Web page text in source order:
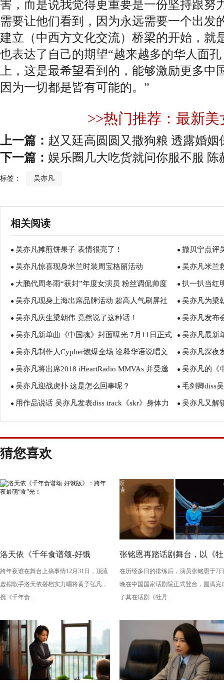
害，而是说我觉得更重要是一份坚持跟努
需要让他们看到，因为永远需要一个出发
建立（中西方文化交流）桥梁的开始，就
也表达了自己的期望“越来越多的华人面
上，这是最希望看到的，能够激励更多中
因为一切都是皆有可能的。”
>>热门推荐：最新美
上一篇： 赵又廷高圆圆又撒狗粮 透露婚姻
下一篇： 娱乐圈几大吃货就问你服不服
标签： 吴亦凡
相关阅读
● 吴亦凡摊煎饼果子 表情很亮了！ ● 撒贝宁点评
遭“鄙视”！
● 吴亦凡惊喜现身米兰时装周宝格丽活动 ● 吴亦凡米兰
待
● 大鹏代周冬雨“获封”年度女演员 粉丝调侃帅度
比吴亦凡差一点
● 扒一扒当红
邓超
● 吴亦凡现身上海出席品牌活动 超高人气刷屏社
交网络
● 吴亦凡为梁
● 吴亦凡庆生梁朝伟 竟然说了这种话！ ● 吴亦凡发布
国际化
● 吴亦凡新单曲《中国魂》封面曝光 7月11日正式
上线
● 吴亦凡最新
能量
● 吴亦凡制作人Cypher燃爆全场 诠释华语说唱文
化内涵
● 吴亦凡深夜
了？
● 吴亦凡将出席2018 iHeartRadio MMVAs 并受邀
表演
● 吴亦凡的《
主张
● 吴亦凡迎战虎扑 这是怎么回事呢？ ● 毛剑卿diss
● 用作品说话 吴亦凡发表diss track《skr》身体力
行抵制网络暴力
● 吴亦凡又解
周年刊
猜您喜欢
洛天依《千年食谱颂-好饿
版》：跨年夜最萌“食”光！
跨年夜谁在舞台上搞事情12月31日，顶流
虚拟歌手洛天依搭档实力唱将黄子弘凡，
携《千年食...
张铭恩再踏话剧舞台，以《牡
丹亭上三生路》续写古典深
情，全新演绎“柳梦梅”至情至
在历经多日的排练后，演员张铭恩于7日
晚在中国国家话剧院正式登台，圆满完
了其在话剧《牡丹...